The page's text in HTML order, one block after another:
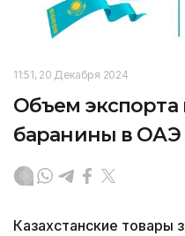
11:51, 20 Декабря 2024
Объем экспорта
баранины в ОАЭ
Казахстанские товары